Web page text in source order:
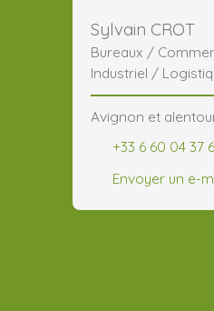
Sylvain CROT
Bureaux /
Industriel /
CHR
Avignon et
+33 6 60 04 37
Envoyer un e-